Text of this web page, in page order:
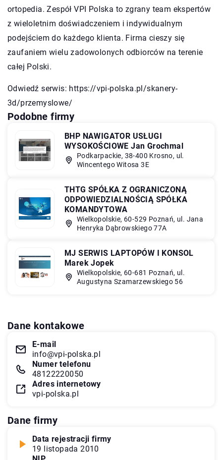
ortopedia. Zespół VPI Polska to zgrany team ekspertów
z wieloletnim doświadczeniem i indywidualnym
podejściem do każdego klienta. Firma cieszy się
zaufaniem wielu zadowolonych odbiorców na terenie
całej Polski.
Odwiedź serwis: https://vpi-polska.pl/skanery-
3d/przemyslowe/
Podobne firmy
BHP NAWIGATOR USŁUGI
WYSOKOŚCIOWE Jan Grochmal
Podkarpackie, 38-400 Krosno, ul.
Wincentego Witosa 3E
THTG SPÓŁKA Z OGRANICZONĄ
ODPOWIEDZIALNOŚCIĄ SPÓŁKA
KOMANDYTOWA
Wielkopolskie, 60-529 Poznań, ul. Jana
Henryka Dąbrowskiego 77A
MJ SERWIS LAPTOPÓW I KONSOL
Marek Jopek
Wielkopolskie, 60-681 Poznań, ul.
Augustyna Szamarzewskiego 56
Dane kontakowe
E-mail
info@vpi-polska.pl
Numer telefonu
48122220050
Adres internetowy
vpi-polska.pl
Dane firmy
Data rejestracji firmy
19 listopada 2010